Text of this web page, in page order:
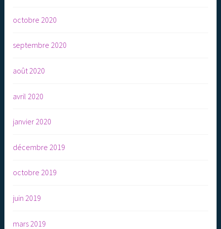
octobre 2020
septembre 2020
août 2020
avril 2020
janvier 2020
décembre 2019
octobre 2019
juin 2019
mars 2019